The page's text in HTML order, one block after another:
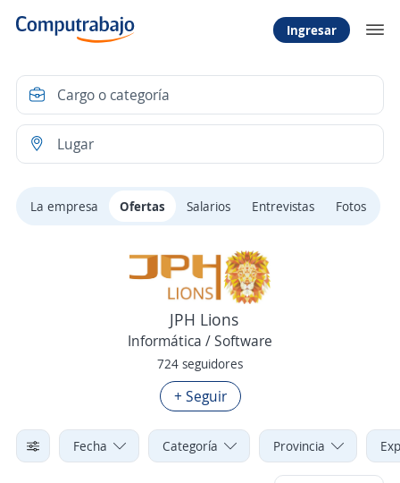
Ingresar
La empresa Ofertas Salarios Entrevistas Fotos
JPH Lions
Informática / Software
724 seguidores
+ Seguir
Fecha Categoría Provincia